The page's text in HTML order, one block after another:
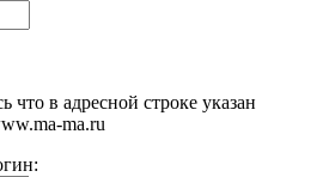
что в адресной строке указан
ma.ru